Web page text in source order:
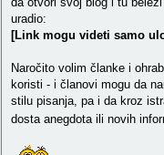
uradio:
[Link mogu videti samo
Naročito volim članke i
koristi - i članovi mogu da
stilu pisanja, pa i da kroz
dosta anegdota ili novih